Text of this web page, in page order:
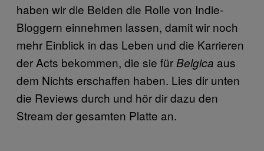
haben wir die Beiden die Rolle von Indie-
Bloggern einnehmen lassen, damit wir noch
mehr Einblick in das Leben und die Karrieren
der Acts bekommen, die sie für Belgica aus
dem Nichts erschaffen haben. Lies dir unten
die Reviews durch und hör dir dazu den
Stream der gesamten Platte an.